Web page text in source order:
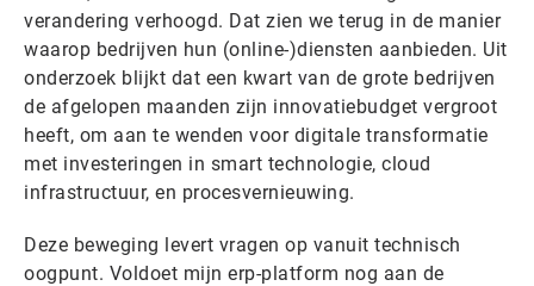
verandering verhoogd. Dat zien we terug in de manier
waarop bedrijven hun (online-)diensten aanbieden. Uit
onderzoek blijkt dat een kwart van de grote bedrijven
de afgelopen maanden zijn innovatiebudget vergroot
heeft, om aan te wenden voor digitale transformatie
met investeringen in smart technologie, cloud
infrastructuur, en procesvernieuwing.
Deze beweging levert vragen op vanuit technisch
oogpunt. Voldoet mijn erp-platform nog aan de